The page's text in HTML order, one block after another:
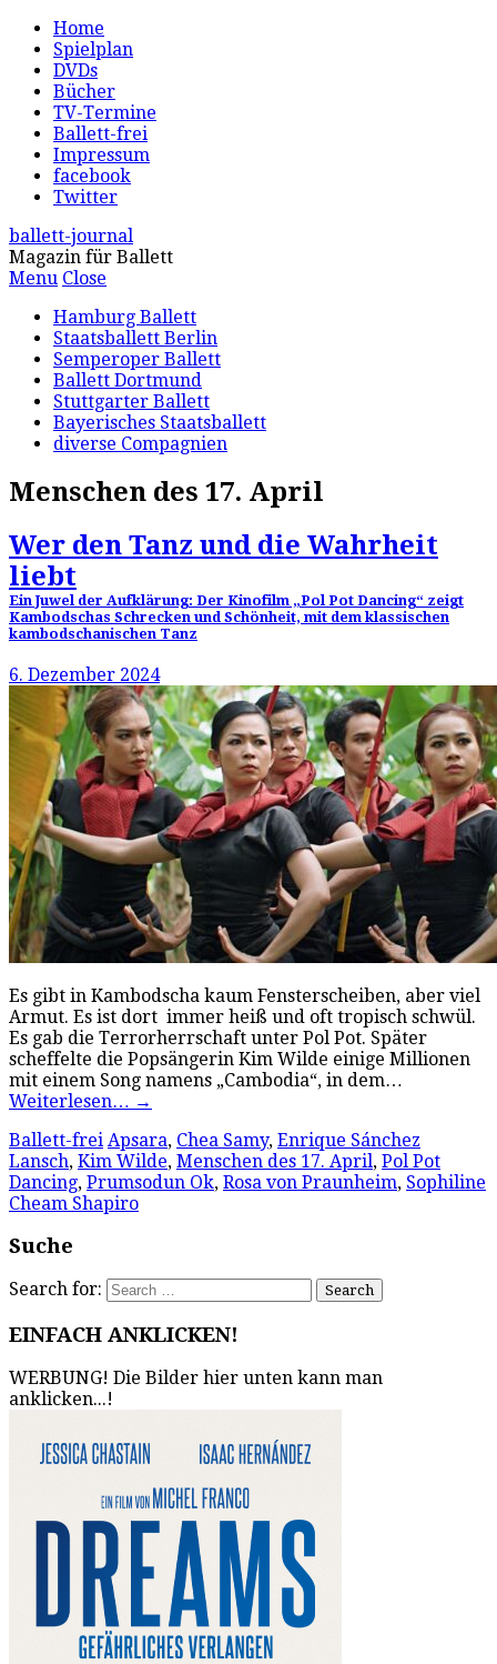
Home
Spielplan
DVDs
Bücher
TV-Termine
Ballett-frei
Impressum
facebook
Twitter
ballett-journal
Magazin für Ballett
Menu Close
Hamburg Ballett
Staatsballett Berlin
Semperoper Ballett
Ballett Dortmund
Stuttgarter Ballett
Bayerisches Staatsballett
diverse Compagnien
Menschen des 17. April
Wer den Tanz und die Wahrheit
liebt
Ein Juwel der Aufklärung: Der Kinofilm „Pol Pot Dancing“ zeigt
Kambodschas Schrecken und Schönheit, mit dem klassischen
kambodschanischen Tanz
6. Dezember 2024
Es gibt in Kambodscha kaum Fensterscheiben, aber viel
Armut. Es ist dort immer heiß und oft tropisch schwül.
Es gab die Terrorherrschaft unter Pol Pot. Später
scheffelte die Popsängerin Kim Wilde einige Millionen
mit einem Song namens „Cambodia“, in dem…
Weiterlesen… →
Ballett-frei Apsara, Chea Samy, Enrique Sánchez
Lansch, Kim Wilde, Menschen des 17. April, Pol Pot
Dancing, Prumsodun Ok, Rosa von Praunheim, Sophiline
Cheam Shapiro
Suche
Search for:
EINFACH ANKLICKEN!
WERBUNG! Die Bilder hier unten kann man
anklicken...!